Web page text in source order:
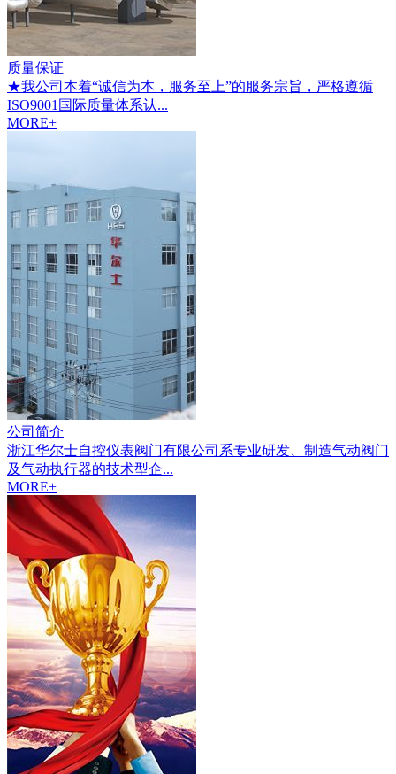
质量保证
★我公司本着“诚信为本，服务至上”的服务宗旨，严格遵循
ISO9001国际质量体系认...
MORE+
公司简介
浙江华尔士自控仪表阀门有限公司系专业研发、制造气动阀门
及气动执行器的技术型企...
MORE+